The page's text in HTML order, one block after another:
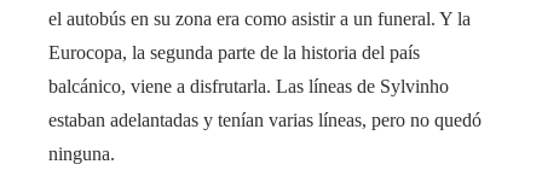
el autobús en su zona era como asistir a un funeral. Y la
Eurocopa, la segunda parte de la historia del país
balcánico, viene a disfrutarla. Las líneas de Sylvinho
estaban adelantadas y tenían varias líneas, pero no quedó
ninguna.